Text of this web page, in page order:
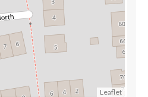
Leaflet